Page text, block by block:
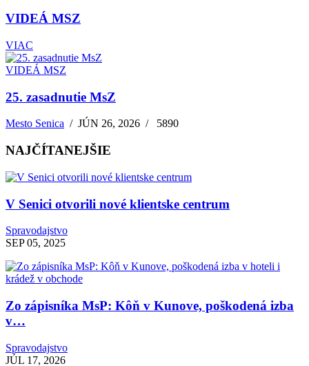
VIDEÁ MSZ
VIAC
VIDEÁ MSZ
25. zasadnutie MsZ
Mesto Senica /JÚN 26, 2026 / 5890
NAJČÍTANEJŠIE
V Senici otvorili nové klientske centrum
Spravodajstvo
SEP 05, 2025
Zo zápisníka MsP: Kôň v Kunove, poškodená izba
v…
Spravodajstvo
JÚL 17, 2026